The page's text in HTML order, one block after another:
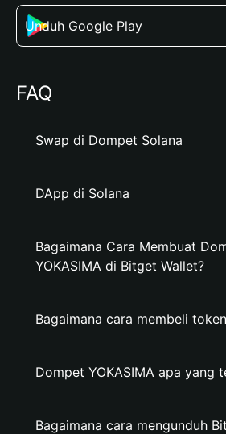
Unduh Google Play
FAQ
Swap di Dompet Solana
DApp di Solana
Bagaimana Cara Membuat
YOKASIMA di Bitget Wallet?
Bagaimana cara membeli
Dompet YOKASIMA apa yang
Bagaimana cara mengunduh